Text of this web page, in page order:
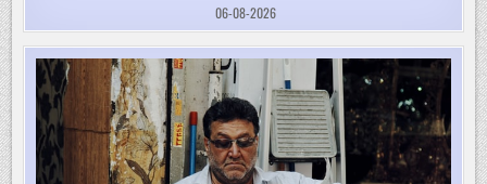
06-08-2026